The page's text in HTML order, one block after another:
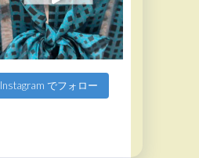
Instagram でフォロー